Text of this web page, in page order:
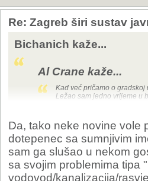
Re: Zagreb širi sustav
Bichanich kaže...
Al Crane kaže...
Kad već pričamo o gradskoj
Ležao sam jedno vrijeme u
može biti diskreditirajuće
svačemu dotakli i njegovog
Tomaševića, Bandića,
državom) je golem i
spremni da te rastrgaju i
u zubima, nego trebaš po
posao a da te ne razapnu,
Da, tako neke novine vole
dotepenec sa sumnjivim
sam ga slušao u nekom
sa svojim problemima tipa
vodovod/kanalizacija/